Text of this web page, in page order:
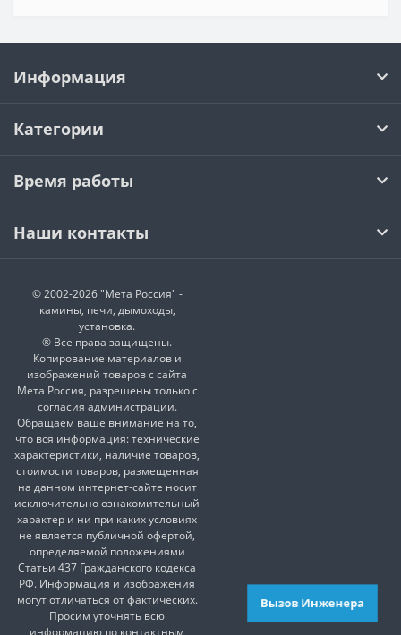
Информация
Категории
Время работы
Наши контакты
© 2002-2026 "Мета Россия" -
камины, печи, дымоходы,
установка.
® Все права защищены.
Копирование материалов и
изображений товаров с сайта
Мета Россия, разрешены только с
согласия администрации.
Обращаем ваше внимание на то,
что вся информация: технические
характеристики, наличие товаров,
стоимости товаров, размещенная
на данном интернет-сайте носит
исключительно ознакомительный
характер и ни при каких условиях
не является публичной офертой,
определяемой положениями
Статьи 437 Гражданского кодекса
РФ. Информация и изображения
могут отличаться от фактических.
Просим уточнять всю
информацию по контактным
Вызов Инженера